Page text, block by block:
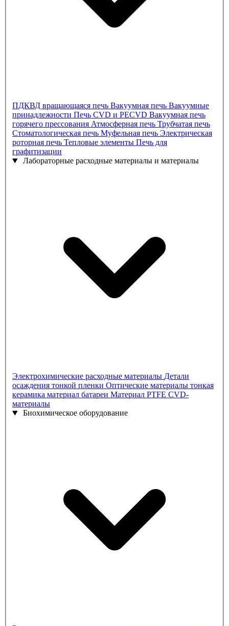
ПДКВД вращающаяся печь Вакуумная печь Вакуумные
принадлежности Печь CVD и PECVD Вакуумная печь
горячего прессования Атмосферная печь Трубчатая печь
Стоматологическая печь Муфельная печь Электрическая
роторная печь Тепловые элементы Печь для
графитизации
Лабораторные расходные материалы и материалы
Электрохимические расходные материалы Детали
осаждения тонкой пленки Оптические материалы тонкая
керамика материал батареи Материал PTFE CVD-
материалы
Биохимическое оборудование